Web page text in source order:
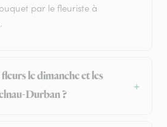
par le fleuriste à
le dimanche et les
Durban ?